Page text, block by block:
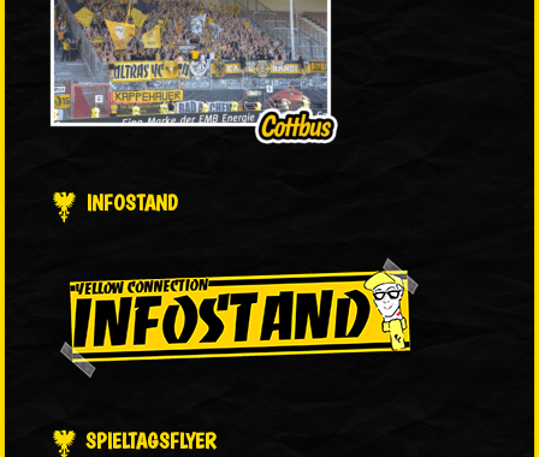
INFOSTAND
SPIELTAGSFLYER